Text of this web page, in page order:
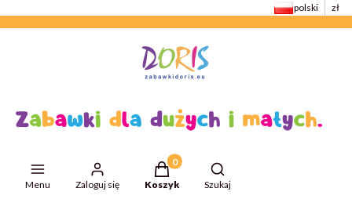
polski zł
Menu Zaloguj się
Produkty w koszyku: 0. Zobacz
Koszyk
Otwórz wyszukiwarkę
Szukaj